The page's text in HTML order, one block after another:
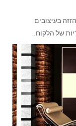
בעיצובים
של הלקוח.